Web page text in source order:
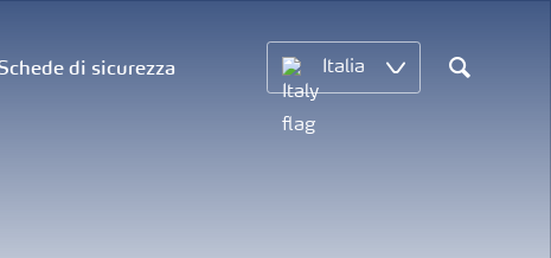
di sicurezza Italia
Search